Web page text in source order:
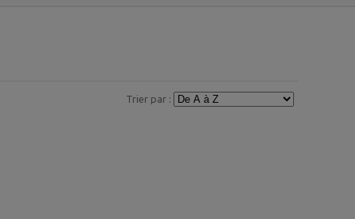
Trier par :